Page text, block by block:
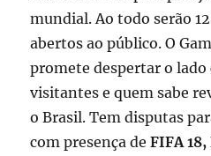
mundial. Ao todo serão
abertos ao público. O
promete despertar o
visitantes e quem sabe
o Brasil. Tem disputas
com presença deFIFA